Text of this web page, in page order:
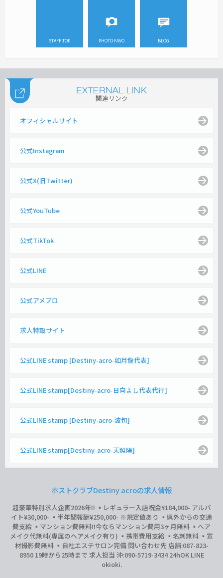
STAFF TOP PHOTO FAVO BLOG
関連リンク
オフィシャルサイト
公式Instagram
公式X(旧Twitter)
公式YouTube
公式TikTok
公式LINE
公式アメブロ
求人特設サイト
公式LINE stamp [Destiny-acro-如月龍代表]
公式LINE stamp[Destiny-acro-日向よし代表代行]
公式LINE stamp [Destiny-acro-波旬]
公式LINE stamp[Destiny-acro-天照陽]
ホストクラブDestiny acroの求人情報
超豪華特別求人企画2026年‼︎ ▪️レギュラー入店祝金¥184,000- アルバ
イト¥30,000- ▪️半年間報酬¥250,000- ※規定値あり ▪️県外からの交通
費支給 ▪️マンション費無料‼︎今ならマンション費用3ヶ月無料 ▪️ヘア
メイク代無料(専属のヘアメイク有り) ▪️携帯費用支給 ▪️名刺無料 ▪️宣
材撮影費無料 ▪️自社エステサロン完備 問い合わせ先 店舗:087-823-
8950 19時から25時まで 求人担当 沖:090-5719-3434 24hOK LINE
okioki.